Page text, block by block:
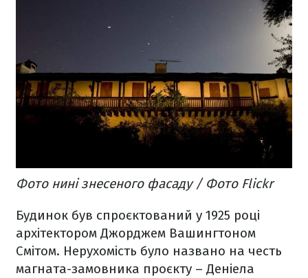
Фото нині знесеного фасаду / Фото Flickr
Будинок був спроєктований у 1925 році
архітектором Джорджем Вашингтоном
Смітом. Нерухомість було названо на честь
магната-замовника проєкту – Деніела